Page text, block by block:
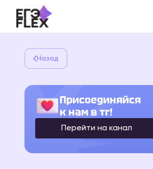
Назад
Присоединяйся
к нам в тг!
Перейти на канал